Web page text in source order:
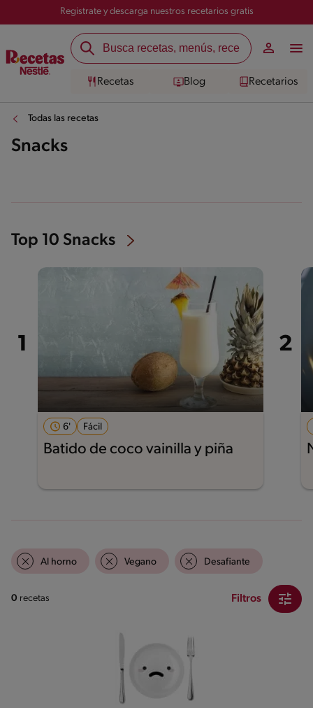
Registrate y descarga nuestros recetarios gratis
Recetas Blog Recetarios
Todas las recetas
Snacks
Top 10 Snacks
6' Fácil
Batido de coco vainilla y piña
Al horno Vegano Desafiante
0 recetas Filtros